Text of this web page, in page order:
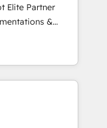
Their years
HubSpot
of delivering
sophisticated
Elite Partner
&
AI-ready Website
marketing, sales,
Our